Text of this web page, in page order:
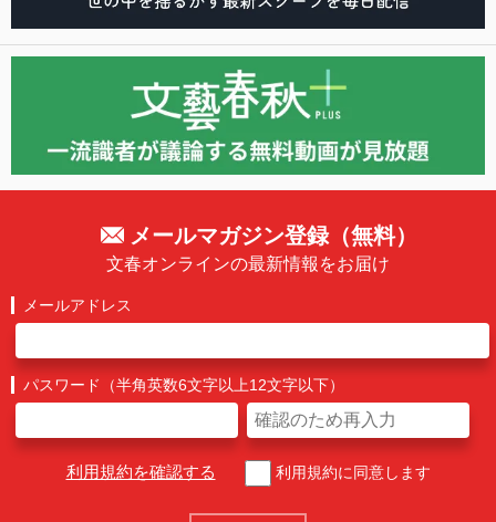
メールマガジン登録（無料）
文春オンラインの最新情報をお届け
メールアドレス
パスワード（半角英数6文字以上12文字以下）
利用規約を確認する 利用規約に同意します